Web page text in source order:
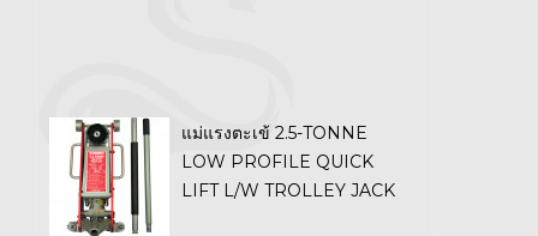
แม่แรงตะเข้ 2.5-TONNE
LOW PROFILE QUICK
LIFT L/W TROLLEY JACK